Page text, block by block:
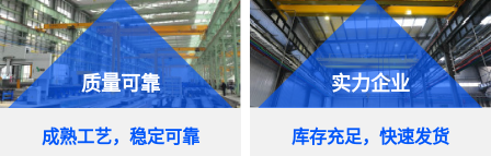
质量可靠
成熟工艺，稳定可靠
实力企业
库存充足，快速发货